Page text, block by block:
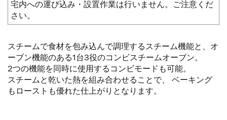
宅内への運び込み・設置作業は行いません。ご注意くだ
さい。
スチームで食材を包み込んで調理するスチーム機能と、オ
ーブン機能のある1 台3役のコンビスチームオーブン。
2つの機能を同時に使用する コンビモード も可能。
スチームと乾いた熱を組み合わせることで、 ベーキング
もローストも優れた仕上がりとなります。